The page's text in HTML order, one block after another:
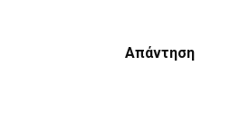
Απάντηση